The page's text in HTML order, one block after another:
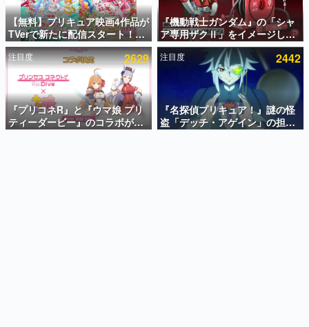
アプリセール情報
インタビュー
連載・特集一覧
殿堂入り記事
SNS拡散数が数千以上！ ページビュー数万以上！ などな
ど。多くの人々に読まれた、電ファミ渾身の“殿堂入り”記
事をまとめました。
【無料】プリキュア映画4作品が
TVerで新たに配信スタート！な
んと2018年～2024年の映画ほぼ
すべてが見放題に、ぶっちゃけ
ありえないラインナップ
『機動戦士ガンダム』の「シャ
ア専用ザクⅡ」をイメージした
散水ホースリールが予約開始。
本体にはシャアのパーソナルマ
ークやジオン公国軍のエンブレ
ム、型式番号などを配置
注目度 2629
『プリコネR』と『ウマ娘 プリ
ティーダービー』のコラボが決
定！“最大170連無料”の8.5周年
注目度 2442
『名探偵プリキュア！』謎の怪
盗「デッチ・アゲイン」の担当
キャストは天﨑滉平さんと判